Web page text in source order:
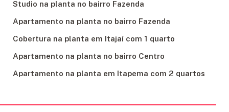
Studio na planta no bairro Fazenda
Apartamento na planta no bairro Fazenda
Cobertura na planta em Itajaí com 1 quarto
Apartamento na planta no bairro Centro
Apartamento na planta em Itapema com 2 quartos